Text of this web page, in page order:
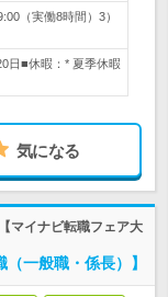
（実働8時間）3）
日■休暇：* 夏季休暇
気になる
マイナビ転職フェア大
一般職・係長）】